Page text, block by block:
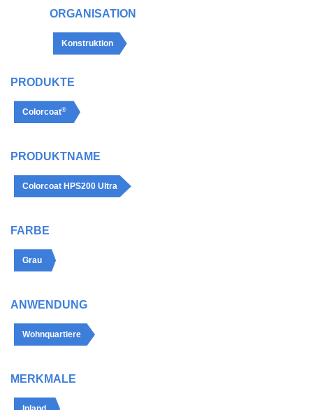
ORGANISATION
Konstruktion
PRODUKTE
Colorcoat®
PRODUKTNAME
Colorcoat HPS200 Ultra
FARBE
Grau
ANWENDUNG
Wohnquartiere
MERKMALE